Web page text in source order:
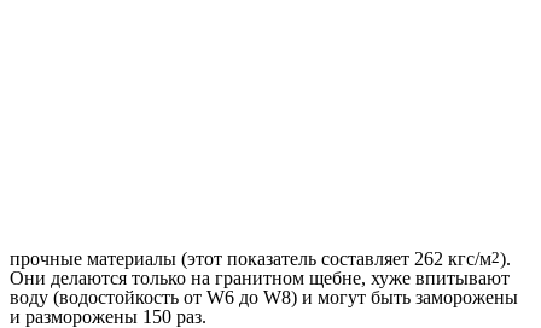
прочные материалы (этот показатель составляет 262 кгс/м2).
Они делаются только на гранитном щебне, хуже впитывают
воду (водостойкость от W6 до W8) и могут быть заморожены
и разморожены 150 раз.